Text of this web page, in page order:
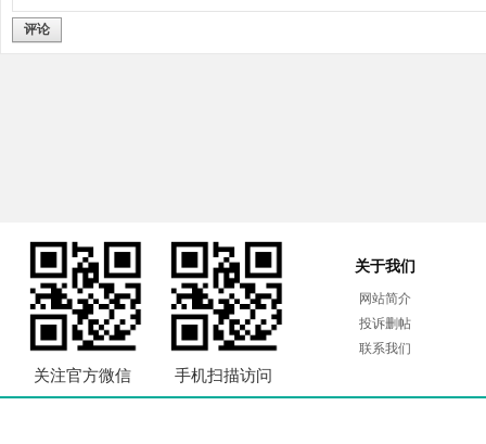
评论
关注官方微信 手机扫描访问
关于我们
网站简介
投诉删帖
联系我们